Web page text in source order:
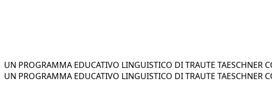
UN PROGRAMMA EDUCATIVO LINGUISTICO DI TRAUTE TAESCHNER
UN PROGRAMMA EDUCATIVO LINGUISTICO DI TRAUTE TAESCHNER